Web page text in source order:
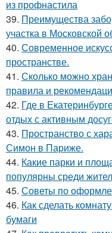
из профнастила
39. Преимущества
участка в Московской
40. Современное
пространстве.
41. Сколько можно
правила и
42. Где в
отдых с активным
43. Пространство с
Симон в Париже.
44. Какие парки и
популярны среди
45. Советы по
46. Как сделать
бумаги